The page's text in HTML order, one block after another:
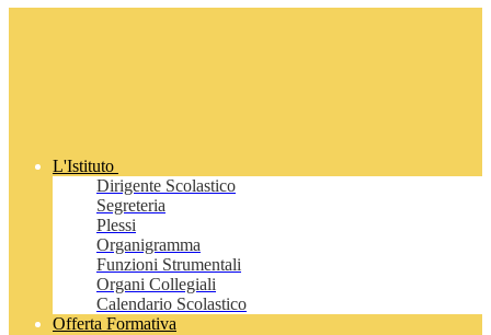
L'Istituto
Dirigente Scolastico
Segreteria
Plessi
Organigramma
Funzioni Strumentali
Organi Collegiali
Calendario Scolastico
Offerta Formativa